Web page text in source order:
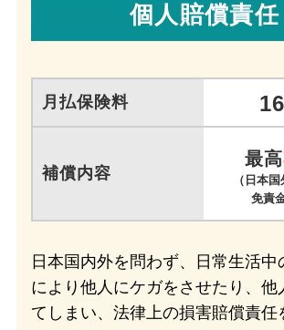
個人賠償責任
月払保険料
補償内容
最高
（日本
免責
日本国内外を問わず、日常生活中
により他人にケガをさせたり、他
てしまい、法律上の損害賠償責任